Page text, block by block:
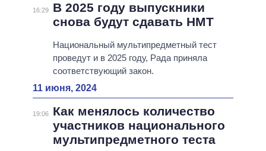
16:29
В 2025 году выпускники
снова будут сдавать НМТ
Национальный мультипредметный тест
проведут и в 2025 году, Рада приняла
соответствующий закон.
11 июня, 2024
19:06
Как менялось количество
участников национального
мультипредметного теста